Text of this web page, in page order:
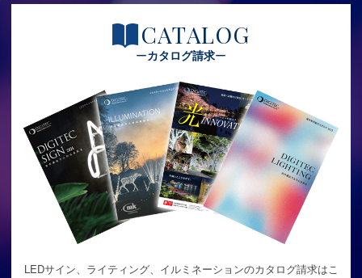
CATALOG
カタログ請求
LEDサイン、ライティング、イルミネーションのカタログ請求はこ